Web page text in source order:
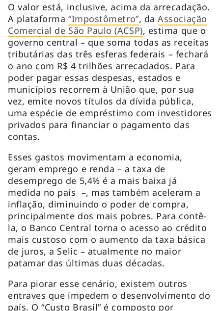
O valor está, inclusive, acima da arrecadação.
A plataforma“Impostômetro”, daAssociação
Comercial de São Paulo (ACSP), estima que o
governo central – que soma todas as receitas
tributárias das três esferas federais – fechará
o ano com R$ 4 trilhões arrecadados. Para
poder pagar essas despesas, estados e
municípios recorrem à União que, por sua
vez, emite novos títulos da dívida pública,
uma espécie de empréstimo com investidores
privados para financiar o pagamento das
contas.
Esses gastos movimentam a economia,
geram emprego e renda – a taxa de
desemprego de 5,4% é a mais baixa já
medida no país –, mas também aceleram a
inflação, diminuindo o poder de compra,
principalmente dos mais pobres. Para contê-
la, o Banco Central torna o acesso ao crédito
mais custoso com o aumento da taxa básica
de juros, a Selic – atualmente no maior
patamar das últimas duas décadas.
Para piorar esse cenário, existem outros
entraves que impedem o desenvolvimento do
país. O “Custo Brasil” é composto por